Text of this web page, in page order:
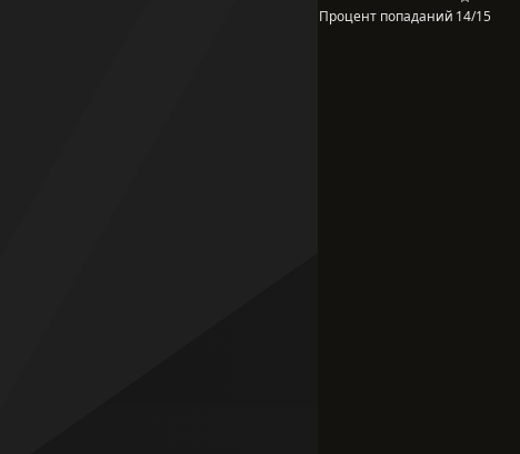
Процент попаданий 14/15